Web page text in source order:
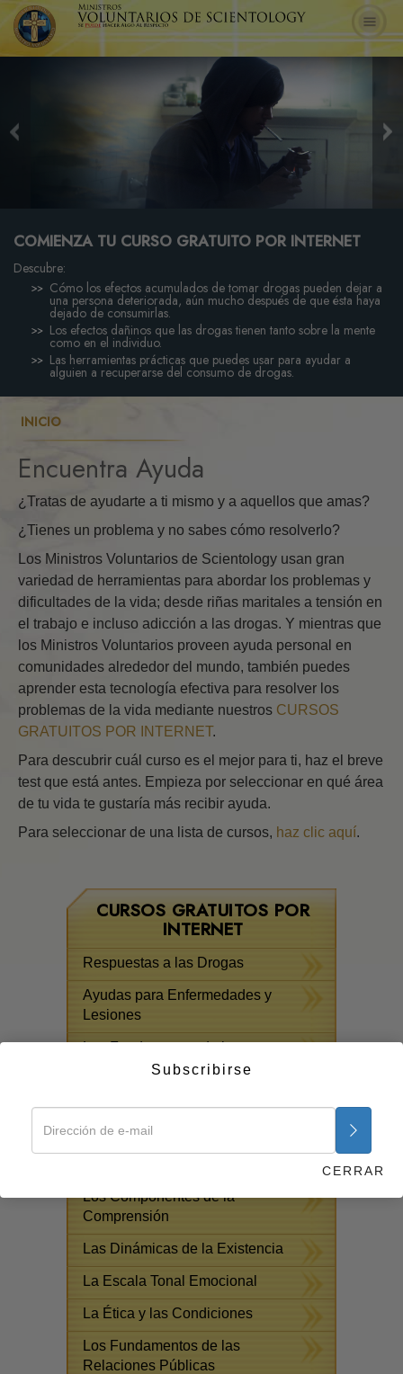
COMIENZA TU CURSO GRATUITO POR INTERNET
Descubre:
Cómo los efectos acumulados de tomar drogas pueden dejar a
una persona deteriorada, aún mucho después de que ésta haya
dejado de consumirlas.
Los efectos dañinos que las drogas tienen tanto sobre la mente
como en el individuo.
Las herramientas prácticas que puedes usar para ayudar a
alguien a recuperarse del consumo de drogas.
INICIO
Encuentra Ayuda
¿Tratas de ayudarte a ti mismo y a aquellos que amas?
¿Tienes un problema y no sabes cómo resolverlo?
Los Ministros Voluntarios de Scientology usan gran
variedad de herramientas para abordar los problemas y
dificultades de la vida; desde riñas maritales a tensión en
el trabajo e incluso adicción a las drogas. Y mientras que
los Ministros Voluntarios proveen ayuda personal en
comunidades alrededor del mundo, también puedes
aprender esta tecnología efectiva para resolver los
problemas de la vida mediante nuestros CURSOS
GRATUITOS POR INTERNET.
Para descubrir cuál curso es el mejor para ti, haz el breve
test que está antes. Empieza por seleccionar en qué área
de tu vida te gustaría más recibir ayuda.
Para seleccionar de una lista de cursos, haz clic aquí.
CURSOS GRATUITOS POR
INTERNET
Respuestas a las Drogas
Ayudas para Enfermedades y
Lesiones
Los Fundamentos de la
Organización
Los Niños
Los Componentes de la
Comprensión
Las Dinámicas de la Existencia
La Escala Tonal Emocional
La Ética y las Condiciones
Los Fundamentos de las
Relaciones Públicas
Subscribirse
CERRAR